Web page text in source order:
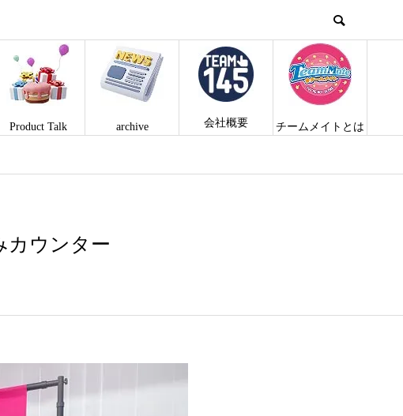
Product Talk archive 会社概要 チームメイトとは
カウンター